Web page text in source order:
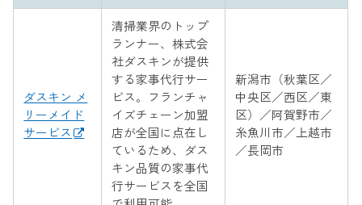
ダスキン メ
リーメイド
サービス
清掃業界のトップ
ランナー、株式会
社ダスキンが提供
する家事代行サー
ビス。フランチャ
イズチェーン加盟
店が全国に点在し
ているため、ダス
キン品質の家事代
行サービスを全国
新潟市（秋葉区／
中央区／西区／東
区）／阿賀野市／
糸魚川市／上越市
／長岡市